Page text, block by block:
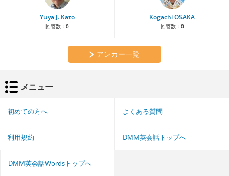
Yuya J. Kato
回答数： 0
Kogachi OSAKA
回答数： 0
アンカー一覧
メニュー
初めての方へ よくある質問
利用規約 DMM英会話トップへ
DMM英会話Wordsトップへ